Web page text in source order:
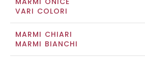
VARI COLORI
MARMI CHIARI
MARMI BIANCHI